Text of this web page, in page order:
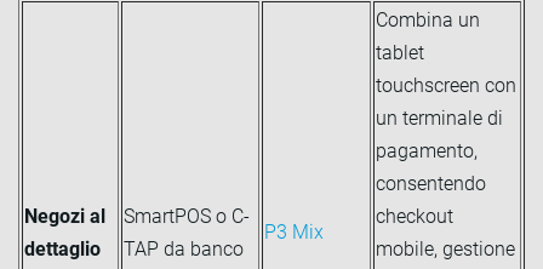
Negozi al
dettaglio
SmartPOS o C-
TAP da banco
P3 Mix
Combina un
tablet
touchscreen con
un terminale di
pagamento,
consentendo
checkout
mobile, gestione